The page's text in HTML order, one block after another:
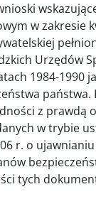
w zakresie
Urzędów
1984-1990
państwa.
z prawdą
w trybie
r. o
tych